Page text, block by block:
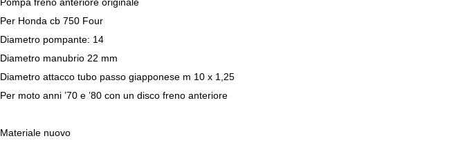
Pompa freno anteriore originale
Per Honda cb 750 Four
Diametro pompante: 14
Diametro manubrio 22 mm
Diametro attacco tubo passo giapponese m 10 x 1,25
Per moto anni ’70 e ’80 con un disco freno anteriore
Materiale nuovo